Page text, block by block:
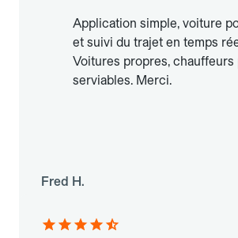
Application simple, voiture
et suivi du trajet en temps
Voitures propres, chauffeurs
serviables. Merci.
Fred H.